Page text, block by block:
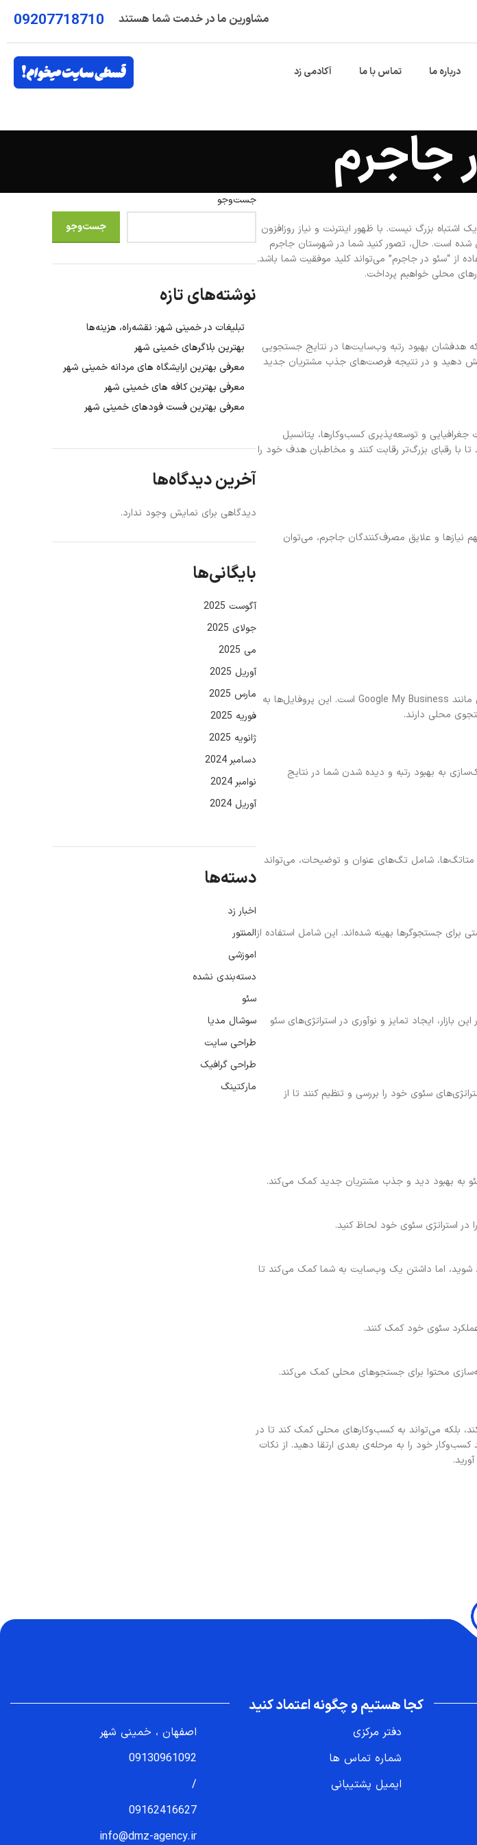
مشاورین ما در خدمت شما هستند 09207718710
درباره ما تماس با ما آکادمی زد
جاجرم
اشتباه بزرگ نیست. با ظهور اینترنت و نیاز روزافزون
شده است. حال، تصور کنید شما در شهرستان جاجرم
از “سئو در جاجرم” می‌تواند کلید موفقیت شما باشد.
محلی خواهیم پرداخت.
هدفشان بهبود رتبه وب‌سایت‌ها در نتایج جستجویی
دهید و در نتیجه فرصت‌های جذب مشتریان جدید
و توسعه‌پذیری کسب‌وکارها، پتانسیل
با رقبای بزرگ‌تر رقابت کنند و مخاطبان هدف خود را
و علایق مصرف‌کنندگان جاجرم، می‌توان
یکی از مهم‌ترین اقدامات برای موفقیت در سئو محلی، مدیریت پروفایل‌های کسب‌وکار در پلتفرم‌هایی مانند Google My Business است. این پروفایل‌ها به
محلی دارند.
به بهبود رتبه و دیده شدن شما در نتایج
متاتگ‌ها، شامل تگ‌های عنوان و توضیحات، می‌تواند
برای جستجوگرها بهینه شده‌اند. این شامل استفاده از
ایجاد تمایز و نوآوری در استراتژی‌های سئو
سئوی خود را بررسی و تنظیم کنند تا از
به بهبود دید و جذب مشتریان جدید کمک می‌کند.
در استراتژی سئوی خود لحاظ کنید.
شوید، اما داشتن یک وب‌سایت به شما کمک می‌کند تا
محتوا برای جستجوهای محلی کمک می‌کند.
بلکه می‌تواند به کسب‌وکارهای محلی کمک کند تا در
کسب‌وکار خود را به مرحله‌ی بعدی ارتقا دهید. از نکات
جست‌وجو
جست‌وجو
نوشته‌های تازه
تبلیغات در خمینی شهر: نقشه‌راه، هزینه‌ها
بهترین بلاگرهای خمینی شهر
معرفی بهترین ارایشگاه های مردانه خمینی شهر
معرفی بهترین کافه های خمینی شهر
معرفی بهترین فست فودهای خمینی شهر
آخرین دیدگاه‌ها
دیدگاهی برای نمایش وجود ندارد.
بایگانی‌ها
آگوست 2025
جولای 2025
می 2025
آوریل 2025
مارس 2025
فوریه 2025
ژانویه 2025
دسامبر 2024
نوامبر 2024
آوریل 2024
دسته‌ها
اخبار زد
المنتور
اموزشی
دسته‌بندی نشده
سئو
سوشال مدیا
طراحی سایت
طراحی گرافیک
مارکتینگ
کجا هستیم و چگونه اعتماد کنید
دفتر مرکزی
شماره تماس ها
ایمیل پشتیبانی
اصفهان ، خمینی شهر
09130961092
/
09162416627
info@dmz-agency.ir